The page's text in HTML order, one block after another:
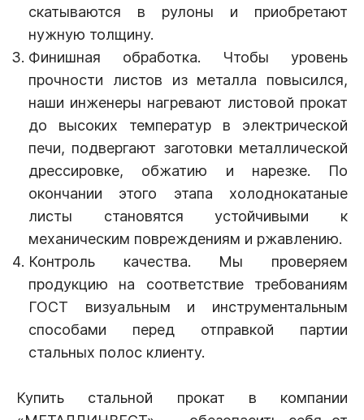
скатываются в рулоны и приобретают
нужную толщину.
Финишная обработка. Чтобы уровень
прочности листов из металла повысился,
наши инженеры нагревают листовой прокат
до высоких температур в электрической
печи, подвергают заготовки металлической
дрессировке, обжатию и нарезке. По
окончании этого этапа холоднокатаные
листы становятся устойчивыми к
механическим повреждениям и ржавлению.
Контроль качества. Мы проверяем
продукцию на соответствие требованиям
ГОСТ визуальным и инструментальным
способами перед отправкой партии
стальных полос клиенту.
Купить стальной прокат в компании